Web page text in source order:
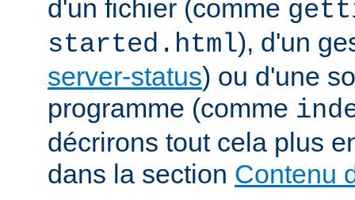
d'un fichier (comme
started.html), d'un
server-status) ou d'une
programme (comme
décrirons tout cela plus
dans la section Contenu